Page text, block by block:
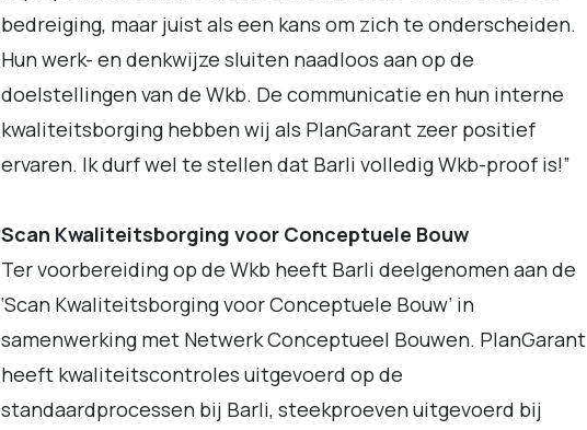
bedreiging, maar juist als een kans om zich te onderscheiden.
Hun werk- en denkwijze sluiten naadloos aan op de
doelstellingen van de Wkb. De communicatie en hun interne
kwaliteitsborging hebben wij als PlanGarant zeer positief
ervaren. Ik durf wel te stellen dat Barli volledig Wkb-proof is!”
Scan Kwaliteitsborging voor Conceptuele Bouw
Ter voorbereiding op de Wkb heeft Barli deelgenomen aan de
‘Scan Kwaliteitsborging voor Conceptuele Bouw’ in
samenwerking met Netwerk Conceptueel Bouwen. PlanGarant
heeft kwaliteitscontroles uitgevoerd op de
standaardprocessen bij Barli, steekproeven uitgevoerd bij